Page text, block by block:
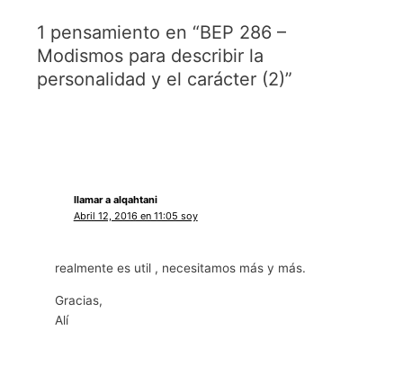
1 pensamiento en “BEP 286 –
Modismos para describir la
personalidad y el carácter (2)”
llamar a alqahtani
Abril 12, 2016 en 11:05 soy
realmente es util , necesitamos más y más.
Gracias,
Alí